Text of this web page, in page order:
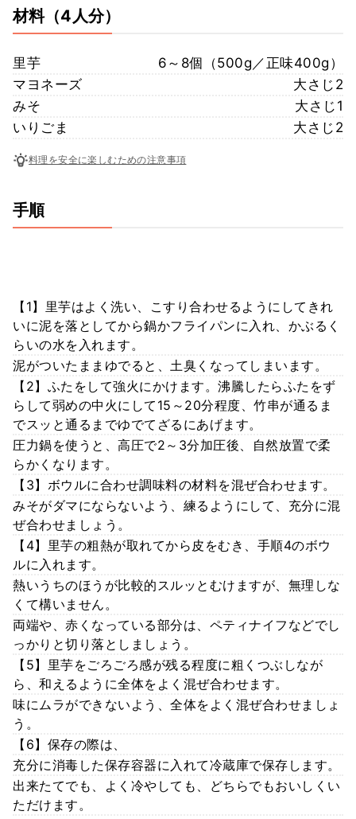
材料（4人分）
里芋
6～8個（500g／正味400g）
マヨネーズ
大さじ2
みそ
大さじ1
いりごま
大さじ2
料理を安全に楽しむための注意事項
手順
【1】里芋はよく洗い、こすり合わせるようにしてきれ
いに泥を落としてから鍋かフライパンに入れ、かぶるく
らいの水を入れます。
泥がついたままゆでると、土臭くなってしまいます。
【2】ふたをして強火にかけます。沸騰したらふたをず
らして弱めの中火にして15～20分程度、竹串が通るま
でスッと通るまでゆでてざるにあげます。
圧力鍋を使うと、高圧で2～3分加圧後、自然放置で柔
らかくなります。
【3】ボウルに合わせ調味料の材料を混ぜ合わせます。
みそがダマにならないよう、練るようにして、充分に混
ぜ合わせましょう。
【4】里芋の粗熱が取れてから皮をむき、手順4のボウ
ルに入れます。
熱いうちのほうが比較的スルッとむけますが、無理しな
くて構いません。
両端や、赤くなっている部分は、ペティナイフなどでし
っかりと切り落としましょう。
【5】里芋をごろごろ感が残る程度に粗くつぶしなが
ら、和えるように全体をよく混ぜ合わせます。
味にムラができないよう、全体をよく混ぜ合わせましょ
う。
【6】保存の際は、
充分に消毒した保存容器に入れて冷蔵庫で保存します。
出来たてでも、よく冷やしても、どちらでもおいしくい
ただけます。